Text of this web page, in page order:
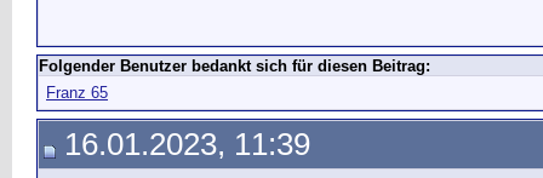
Folgender Benutzer bedankt sich für diesen Beitrag:
Franz 65
16.01.2023, 11:39